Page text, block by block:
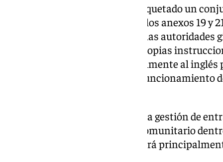
El Gobierno del Peñón ha empaquetado un
detallan los procedimientos de los anexos 19 y
de esta campaña radica en que las
sus documentos públicos las propias
española, traduciéndolas oficialmente al inglés
conozcan de primera mano el funcionamiento
El anexo 19 del acuerdo detalla la gestión de
todos los productos de origen comunitario
Tratado, cuya supervisión recaerá